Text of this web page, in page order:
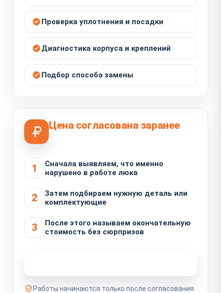
Проверка уплотнения и посадки
Диагностика корпуса и креплений
Подбор способа замены
Цена согласована заранее
1
Сначала выявляем, что именно
нарушено в работе люка
2
Затем подбираем нужную деталь или
комплектующие
3
После этого называем окончательную
стоимость без сюрпризов
Работы начинаются только после согласования.